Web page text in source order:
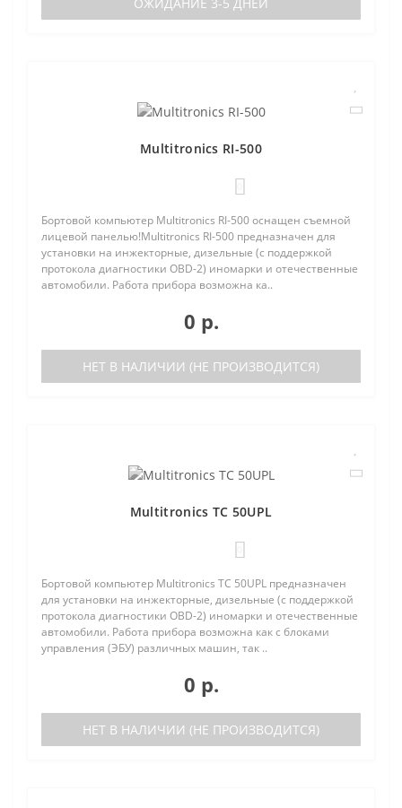
Multitronics RI-500
Бортовой компьютер Multitronics RI-500 оснащен съемной
лицевой панелью!Multitronics RI-500 предназначен для
установки на инжекторные, дизельные (с поддержкой
протокола диагностики OBD-2) иномарки и отечественные
автомобили. Работа прибора возможна ка..
0 р.
НЕТ В НАЛИЧИИ (НЕ ПРОИЗВОДИТСЯ)
Multitronics TC 50UPL
Бортовой компьютер Multitronics TC 50UPL предназначен
для установки на инжекторные, дизельные (с поддержкой
протокола диагностики OBD-2) иномарки и отечественные
автомобили. Работа прибора возможна как с блоками
управления (ЭБУ) различных машин, так ..
0 р.
НЕТ В НАЛИЧИИ (НЕ ПРОИЗВОДИТСЯ)